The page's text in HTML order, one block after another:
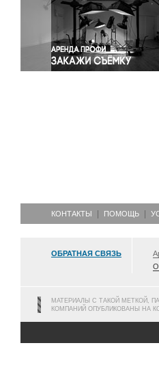
Спорт
Экология
Экономика и бизнес
КОНТАКТЫ ПОМОЩЬ
ОБРАТНАЯ СВЯЗЬ
О
МАТЕРИАЛЫ С ТАКОЙ МЕТКОЙ,
КОМПАНИЙ ОПУБЛИКОВАНЫ НА